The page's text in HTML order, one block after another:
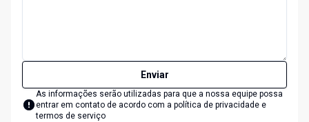
Enviar
As informações serão utilizadas para que a nossa equipe possa
entrar em contato de acordo com a política de privacidade e
termos de serviço